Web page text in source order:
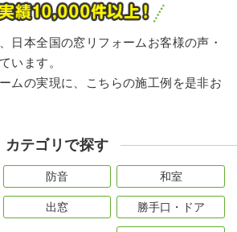
日本全国の窓リフォームお客様の声・
います。
ムの実現に、こちらの施工例を是非お
カテゴリで探す
防音 和室
出窓 勝手口・ドア